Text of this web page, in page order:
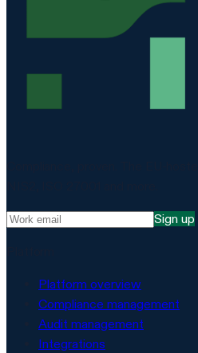
Sign up
Platform overview
Compliance management
Audit management
Integrations